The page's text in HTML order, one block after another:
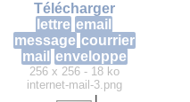
Télécharger
lettre email
message courrier
mail enveloppe
256 x 256 - 18 ko
internet-mail-3.png